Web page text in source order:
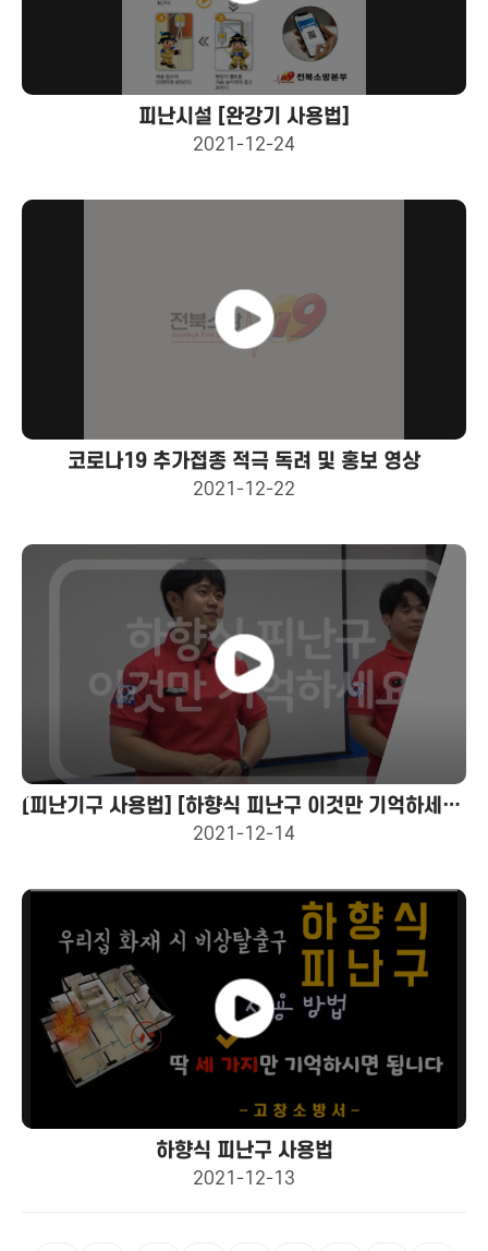
피난시설 [완강기 사용법]
2021-12-24
코로나19 추가접종 적극 독려 및 홍보 영상
2021-12-22
[피난기구 사용법] [하향식 피난구 이것만 기억하세요!] 불이나면 뚜껑을 열고 밑으로 내려가라!!!
2021-12-14
하향식 피난구 사용법
2021-12-13